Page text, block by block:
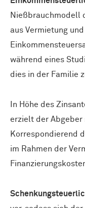
Nießbrauchmodell
aus Vermietung
während eines
dies in der Familie
In Höhe des
erzielt der Abgeber
Korrespondierend
im Rahmen der